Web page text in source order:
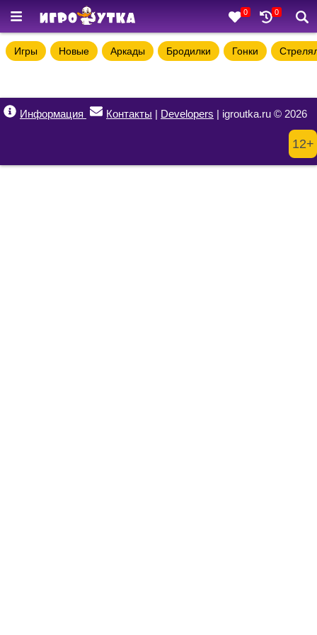
0 0
Игры Новые Аркады Бродилки Гонки
Информация Контакты | Developers | igroutka.ru © 2026
12+